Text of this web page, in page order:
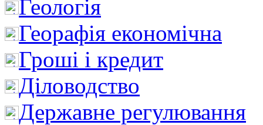
Геологія
Георафія економічна
Гроші і кредит
Діловодство
Державне регулювання